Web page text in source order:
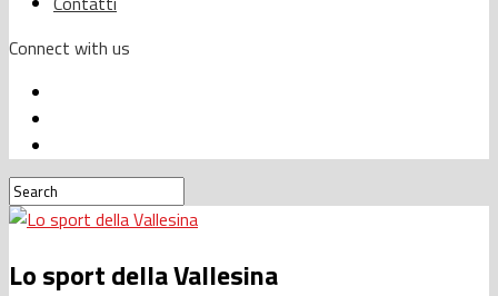
Connect with us
Lo sport della Vallesina